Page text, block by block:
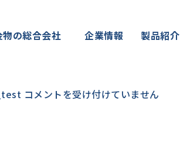
物の総合会社 企業情報 製品紹介
ホー
ム
コメントを受け付けていません